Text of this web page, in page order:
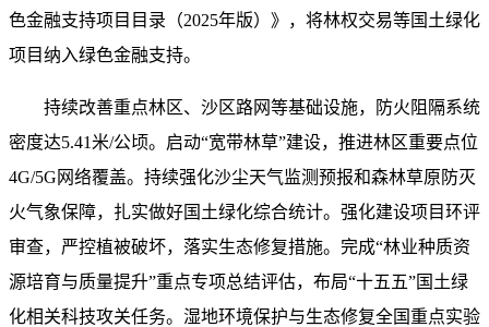
色金融支持项目目录（2025年版）》，将林权交易等国土绿化
项目纳入绿色金融支持。
持续改善重点林区、沙区路网等基础设施，防火阻隔系统
密度达5.41米/公顷。启动“宽带林草”建设，推进林区重要点位
4G/5G网络覆盖。持续强化沙尘天气监测预报和森林草原防灭
火气象保障，扎实做好国土绿化综合统计。强化建设项目环评
审查，严控植被破坏，落实生态修复措施。完成“林业种质资
源培育与质量提升”重点专项总结评估，布局“十五五”国土绿
化相关科技攻关任务。湿地环境保护与生态修复全国重点实验